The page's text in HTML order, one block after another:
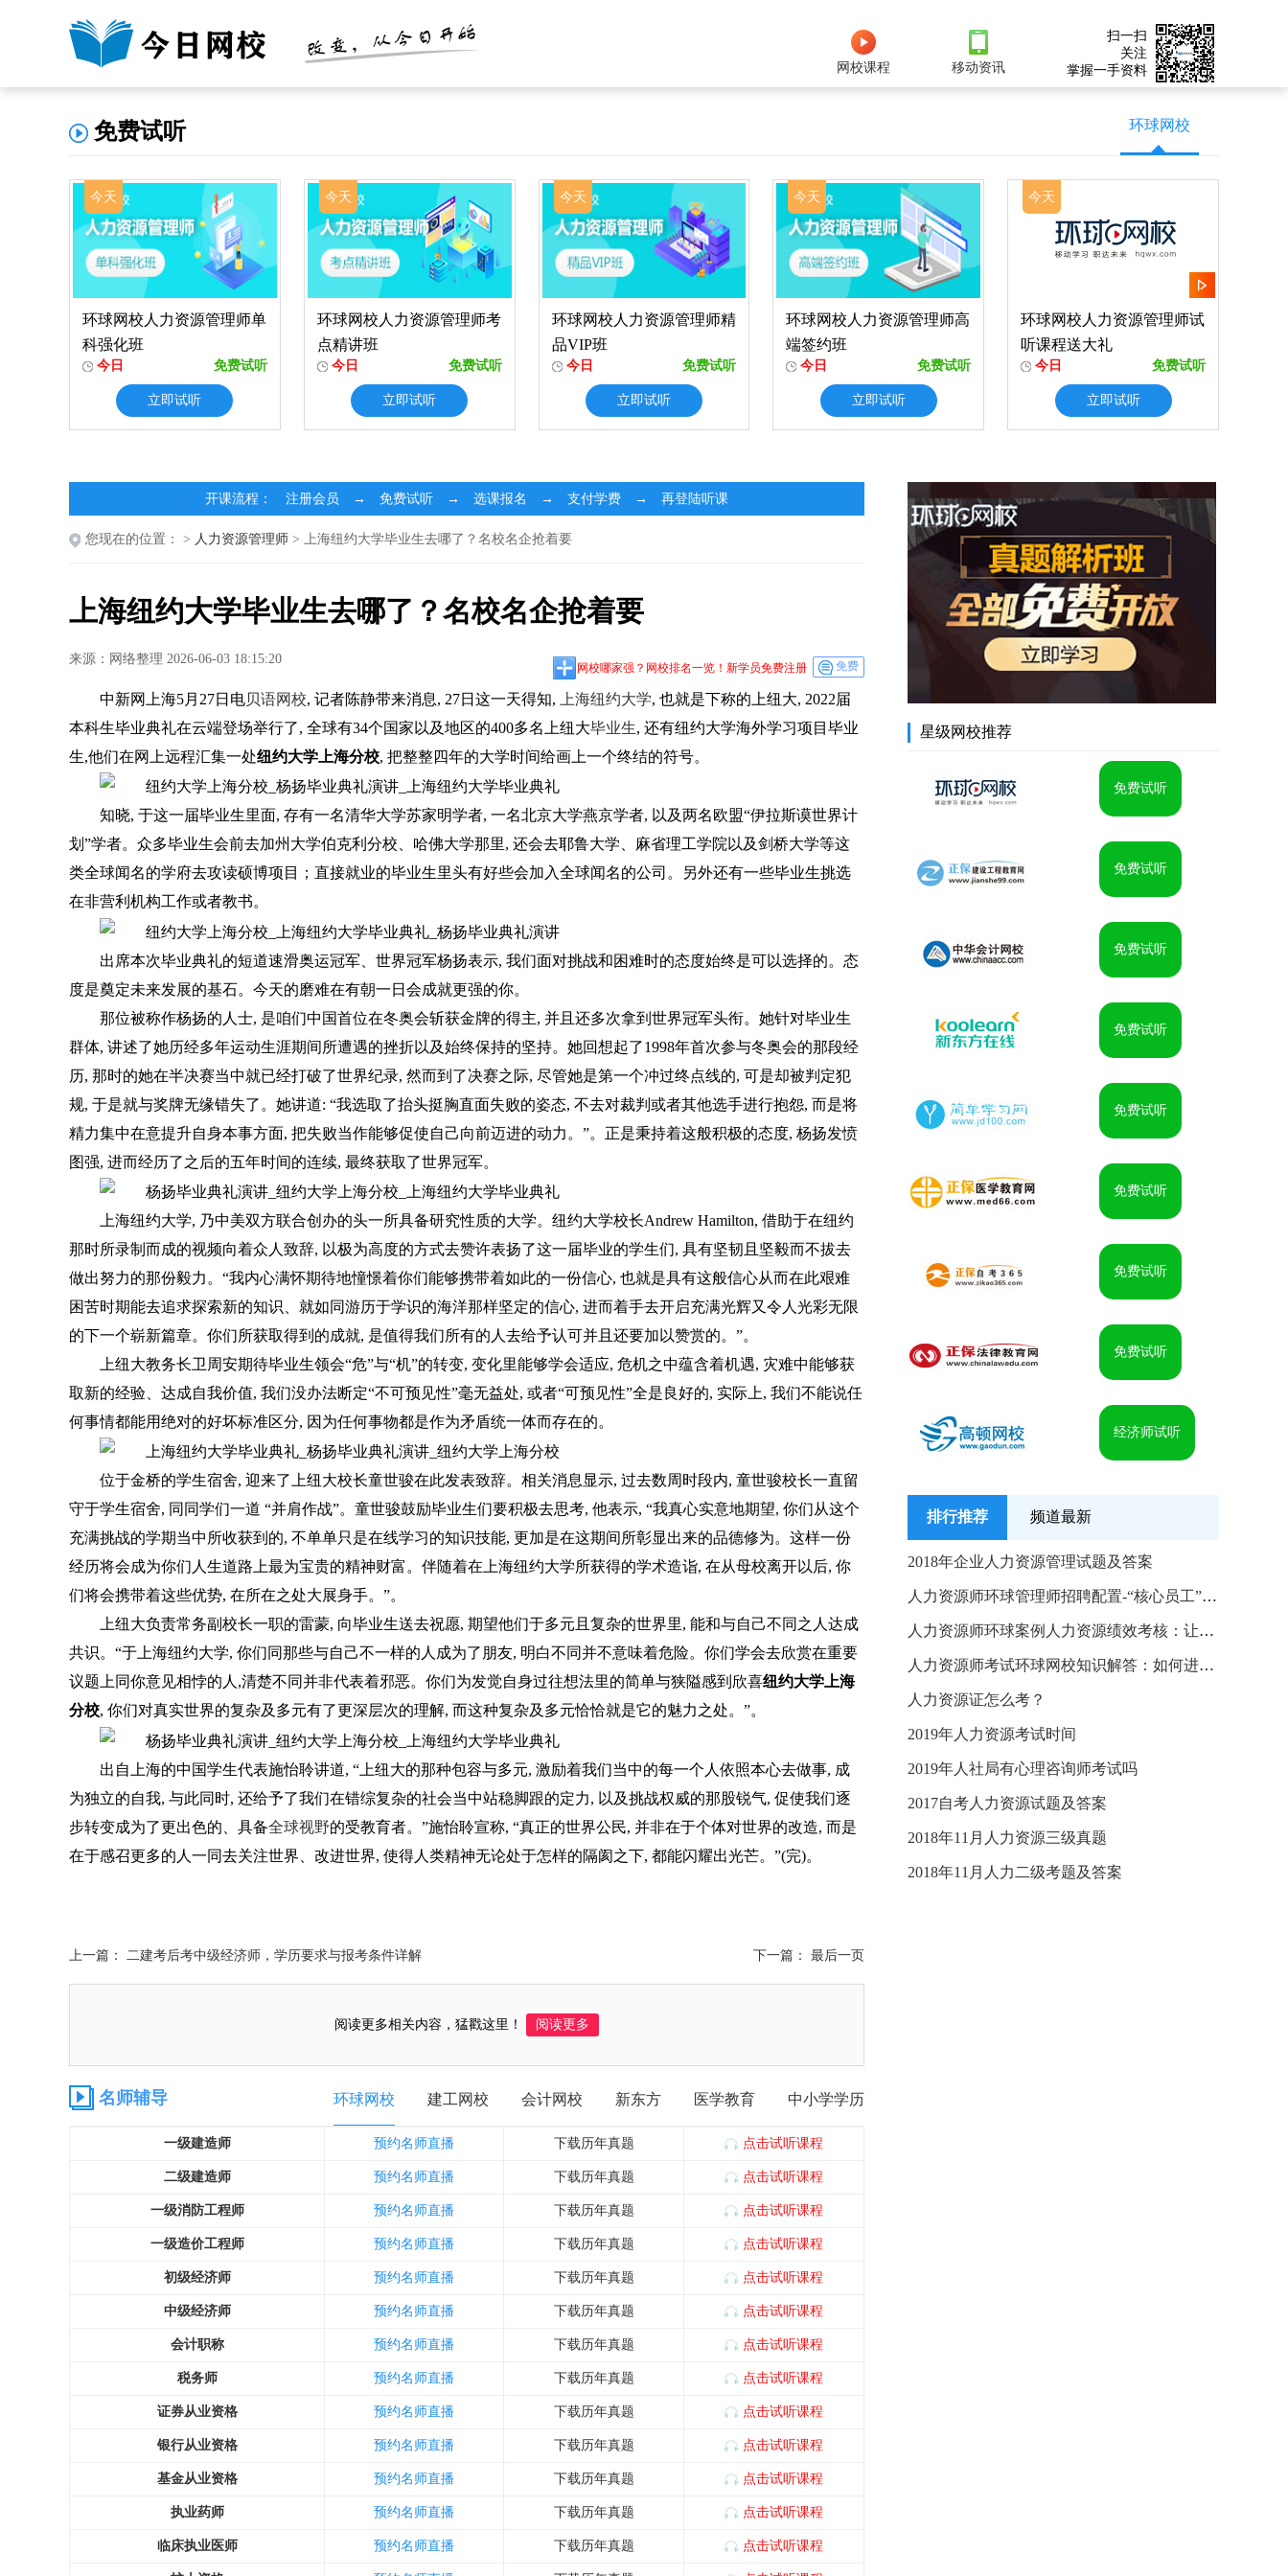
网校课程 移动资讯
扫一扫
关注
掌握一手资料
免费试听 环球网校
今天
环球网校人力资源管理师单
科强化班
今日 免费试听
立即试听
今天
环球网校人力资源管理师考
点精讲班
今日 免费试听
立即试听
今天
环球网校人力资源管理师精
品VIP班
今日 免费试听
立即试听
今天
环球网校人力资源管理师高
端签约班
今日 免费试听
立即试听
今天
环球网校人力资源管理师试
听课程送大礼
今日 免费试听
立即试听
开课流程： 注册会员 → 免费试听 → 选课报名 → 支付学费 → 再登陆听课
您现在的位置： > 人力资源管理师 > 上海纽约大学毕业生去哪了？名校名企抢着要
上海纽约大学毕业生去哪了？名校名企抢着要
来源：网络整理 2026-06-03 18:15:20
网校哪家强？网校排名一览！新学员免费注册 免费
中新网上海5月27日电贝语网校, 记者陈静带来消息, 27日这一天得知, 上海纽约大学, 也就是下称的上纽大, 2022届
本科生毕业典礼在云端登场举行了, 全球有34个国家以及地区的400多名上纽大毕业生, 还有纽约大学海外学习项目毕业
生,他们在网上远程汇集一处纽约大学上海分校, 把整整四年的大学时间给画上一个终结的符号。
知晓, 于这一届毕业生里面, 存有一名清华大学苏家明学者, 一名北京大学燕京学者, 以及两名欧盟“伊拉斯谟世界计
划”学者。众多毕业生会前去加州大学伯克利分校、哈佛大学那里, 还会去耶鲁大学、麻省理工学院以及剑桥大学等这
类全球闻名的学府去攻读硕博项目；直接就业的毕业生里头有好些会加入全球闻名的公司。另外还有一些毕业生挑选
在非营利机构工作或者教书。
出席本次毕业典礼的短道速滑奥运冠军、世界冠军杨扬表示, 我们面对挑战和困难时的态度始终是可以选择的。态
度是奠定未来发展的基石。今天的磨难在有朝一日会成就更强的你。
那位被称作杨扬的人士, 是咱们中国首位在冬奥会斩获金牌的得主, 并且还多次拿到世界冠军头衔。她针对毕业生
群体, 讲述了她历经多年运动生涯期间所遭遇的挫折以及始终保持的坚持。她回想起了1998年首次参与冬奥会的那段经
历, 那时的她在半决赛当中就已经打破了世界纪录, 然而到了决赛之际, 尽管她是第一个冲过终点线的, 可是却被判定犯
规, 于是就与奖牌无缘错失了。她讲道: “我选取了抬头挺胸直面失败的姿态, 不去对裁判或者其他选手进行抱怨, 而是将
精力集中在意提升自身本事方面, 把失败当作能够促使自己向前迈进的动力。”。正是秉持着这般积极的态度, 杨扬发愤
图强, 进而经历了之后的五年时间的连续, 最终获取了世界冠军。
上海纽约大学, 乃中美双方联合创办的头一所具备研究性质的大学。纽约大学校长Andrew Hamilton, 借助于在纽约
那时所录制而成的视频向着众人致辞, 以极为高度的方式去赞许表扬了这一届毕业的学生们, 具有坚韧且坚毅而不拔去
做出努力的那份毅力。“我内心满怀期待地憧憬着你们能够携带着如此的一份信心, 也就是具有这般信心从而在此艰难
困苦时期能去追求探索新的知识、就如同游历于学识的海洋那样坚定的信心, 进而着手去开启充满光辉又令人光彩无限
的下一个崭新篇章。你们所获取得到的成就, 是值得我们所有的人去给予认可并且还要加以赞赏的。”。
上纽大教务长卫周安期待毕业生领会“危”与“机”的转变, 变化里能够学会适应, 危机之中蕴含着机遇, 灾难中能够获
取新的经验、达成自我价值, 我们没办法断定“不可预见性”毫无益处, 或者“可预见性”全是良好的, 实际上, 我们不能说任
何事情都能用绝对的好坏标准区分, 因为任何事物都是作为矛盾统一体而存在的。
位于金桥的学生宿舍, 迎来了上纽大校长童世骏在此发表致辞。相关消息显示, 过去数周时段内, 童世骏校长一直留
守于学生宿舍, 同同学们一道 “并肩作战”。童世骏鼓励毕业生们要积极去思考, 他表示, “我真心实意地期望, 你们从这个
充满挑战的学期当中所收获到的, 不单单只是在线学习的知识技能, 更加是在这期间所彰显出来的品德修为。这样一份
经历将会成为你们人生道路上最为宝贵的精神财富。伴随着在上海纽约大学所获得的学术造诣, 在从母校离开以后, 你
们将会携带着这些优势, 在所在之处大展身手。”。
上纽大负责常务副校长一职的雷蒙, 向毕业生送去祝愿, 期望他们于多元且复杂的世界里, 能和与自己不同之人达成
共识。“于上海纽约大学, 你们同那些与自己不一样的人成为了朋友, 明白不同并不意味着危险。你们学会去欣赏在重要
议题上同你意见相悖的人,清楚不同并非代表着邪恶。你们为发觉自身过往想法里的简单与狭隘感到欣喜纽约大学上海
分校, 你们对真实世界的复杂及多元有了更深层次的理解, 而这种复杂及多元恰恰就是它的魅力之处。”。
出自上海的中国学生代表施怡聆讲道, “上纽大的那种包容与多元, 激励着我们当中的每一个人依照本心去做事, 成
为独立的自我, 与此同时, 还给予了我们在错综复杂的社会当中站稳脚跟的定力, 以及挑战权威的那股锐气, 促使我们逐
步转变成为了更出色的、具备全球视野的受教育者。”施怡聆宣称, “真正的世界公民, 并非在于个体对世界的改造, 而是
在于感召更多的人一同去关注世界、改进世界, 使得人类精神无论处于怎样的隔阂之下, 都能闪耀出光芒。”(完)。
上一篇： 二建考后考中级经济师，学历要求与报考条件详解 下一篇： 最后一页
阅读更多相关内容，猛戳这里！ 阅读更多
名师辅导 环球网校 建工网校 会计网校 新东方 医学教育 中小学学历
一级建造师 预约名师直播 下载历年真题 点击试听课程
二级建造师 预约名师直播 下载历年真题 点击试听课程
一级消防工程师 预约名师直播 下载历年真题 点击试听课程
一级造价工程师 预约名师直播 下载历年真题 点击试听课程
初级经济师 预约名师直播 下载历年真题 点击试听课程
中级经济师 预约名师直播 下载历年真题 点击试听课程
会计职称 预约名师直播 下载历年真题 点击试听课程
税务师 预约名师直播 下载历年真题 点击试听课程
证券从业资格 预约名师直播 下载历年真题 点击试听课程
银行从业资格 预约名师直播 下载历年真题 点击试听课程
基金从业资格 预约名师直播 下载历年真题 点击试听课程
执业药师 预约名师直播 下载历年真题 点击试听课程
临床执业医师 预约名师直播 下载历年真题 点击试听课程
星级网校推荐
免费试听
免费试听
免费试听
免费试听
免费试听
免费试听
免费试听
免费试听
经济师试听
排行推荐 频道最新
2018年企业人力资源管理试题及答案
人力资源师环球管理师招聘配置-“核心员工”招聘技巧
人力资源师环球案例人力资源绩效考核：让绩效管理成为核
人力资源师考试环球网校知识解答：如何进行职位评估
人力资源证怎么考？
2019年人力资源考试时间
2019年人社局有心理咨询师考试吗
2017自考人力资源试题及答案
2018年11月人力资源三级真题
2018年11月人力二级考题及答案